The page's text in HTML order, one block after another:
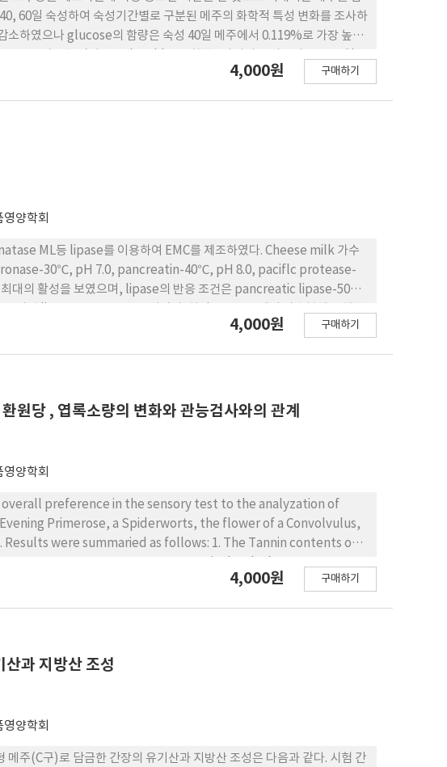
소하였으나 glucose의 함량은 숙성 40일 메주에서 0.119%로 가장 높았
산의 변화는 모든 유기산이 속성40일까지 증가하다가 그 이후에 감소하
4,000원 구매하기
양학회
ML등 lipase를 이용하여 EMC를 제조하였다. Cheese milk 가수
의 양이 증가하는 경향을 보였다. Pacific protease와 pronase에 의해
4,000원 구매하기
원당 , 엽록소량의 변화와 관능검사와의 관계
양학회
preference in the sensory test to the analyzation of
the flower of a Convolvulus,
smallest amount of them was in an Evening Primerose. The
taste of them was O Yi Pul and So Ru Jaeng Yi respectively.
have much tannin. The smallest amount of sweet taste was a
Jaeng Yi is not strong bitter taste in sensory evaluation. The
Jaeng Yi and the lowest of them was Shoe Bi Rum. 3. The
were determined as 1.80∼4.9g%, 1.84∼3.57g%
Yi and the lowest was Shoe Bi Rum. The highest of
4,000원 구매하기
산과 지방산 조성
양학회